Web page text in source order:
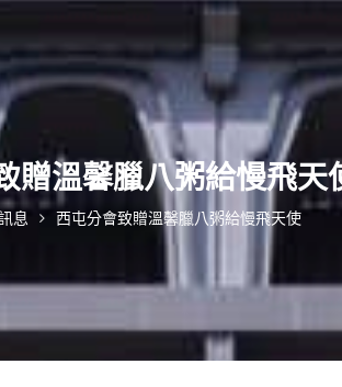
贈溫馨臘八粥給慢飛天
息 西屯分會致贈溫馨臘八粥給慢飛天使